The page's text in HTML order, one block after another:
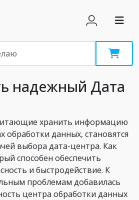
надежный Дата
хранить информацию
обработки данных, становятся
выбора дата-центра. Как
способен обеспечить
и быстродействие. К
проблемам добавилась
центра обработки данных